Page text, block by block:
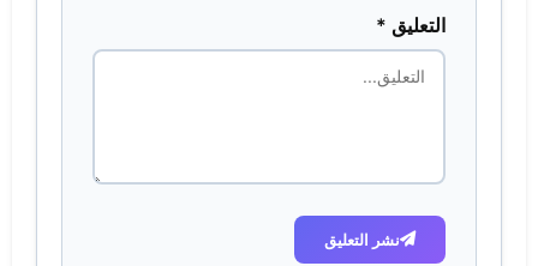
التعليق *
نشر التعليق